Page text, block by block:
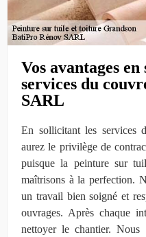
Vos avantages
services du
SARL
En sollicitant les services
aurez le privilège de
puisque la peinture sur
maîtrisons à la perfection.
un travail bien soigné et
ouvrages. Après chaque
nettoyer le chantier.